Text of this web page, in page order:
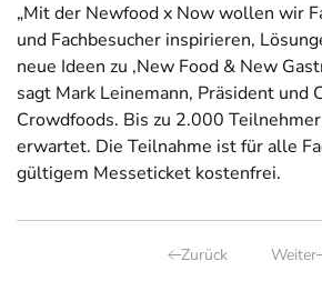
„Mit der Newfood x Now wollen wir
und Fachbesucher inspirieren,
neue Ideen zu ‚New Food & New
sagt Mark Leinemann, Präsident und
Crowdfoods. Bis zu 2.000
erwartet. Die Teilnahme ist für alle
gültigem Messeticket kostenfrei.
Zurück Weiter